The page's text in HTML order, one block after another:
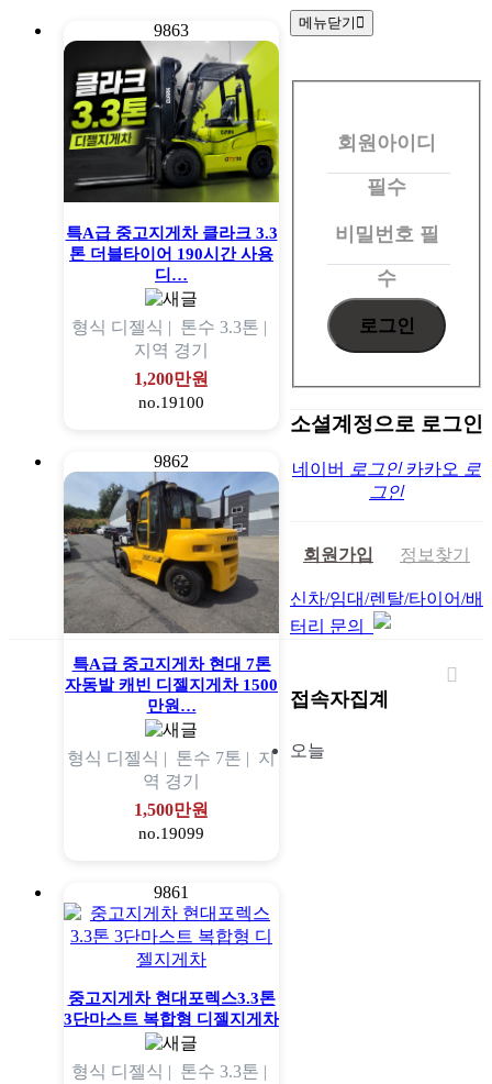
9863
특A급 중고지게차 클라크 3.3
톤 더블타이어 190시간 사용
디…
형식 디젤식 | 톤수 3.3톤 |
지역 경기
1,200만원
no.19100
9862
특A급 중고지게차 현대 7톤
자동발 캐빈 디젤지게차 1500
만원…
형식 디젤식 | 톤수 7톤 | 지
역 경기
1,500만원
no.19099
9861
중고지게차 현대포렉스3.3톤
3단마스트 복합형 디젤지게차
형식 디젤식 | 톤수 3.3톤 |
메뉴닫기
회
회원아이디
필수
비밀번호 필
수
소셜계정으로 로그인
네이버 로그인 카카오 로
그인
회원가입 정보찾기
신차/임대/렌탈/타이어/배
터리 문의
접속자집계
오늘